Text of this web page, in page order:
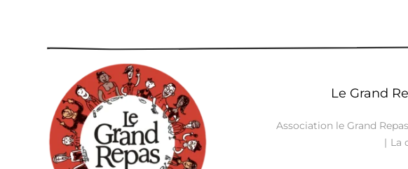
Le Grand
Association le Grand Repas
La